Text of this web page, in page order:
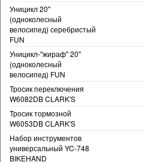
Уницикл 20"
(одноколесный
велосипед) серебристый
FUN
Уницикл-"жираф" 20"
(одноколесный
велосипед) FUN
Тросик переключения
W6082DB CLARK'S
Тросик тормозной
W6053DB CLARK'S
Набор инструментов
универсальный YC-748
BIKEHAND